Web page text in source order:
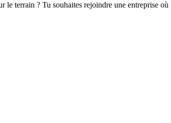
le terrain ? Tu souhaites rejoindre une entreprise